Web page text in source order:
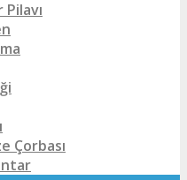
Çorbası